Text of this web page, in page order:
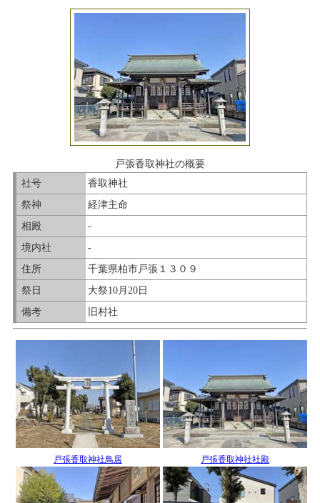
戸張香取神社の概要
社号
香取神社
祭神
経津主命
相殿
-
境内社
-
住所
千葉県柏市戸張１３０９
祭日
大祭10月20日
備考
旧村社
戸張香取神社鳥居 戸張香取神社社殿